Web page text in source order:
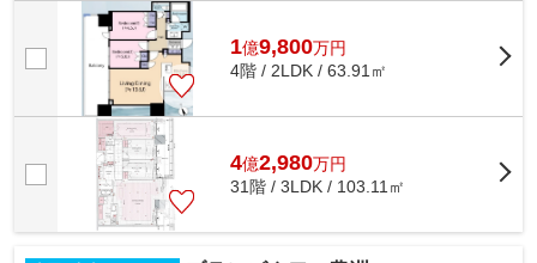
ット飼育可能
1億9,800万円
4階 / 2LDK / 63.91㎡
4億2,980万円
31階 / 3LDK / 103.11㎡